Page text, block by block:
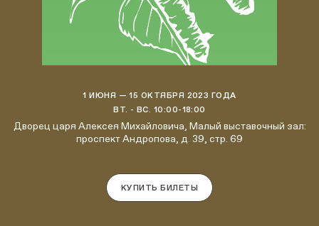
1 ИЮНЯ — 15 ОКТЯБРЯ 2023 ГОДА
ВТ. - ВС. 10:00-18:00
Дворец царя Алексея Михайловича, Малый выставочный зал:
проспект Андропова, д. 39, стр. 69
КУПИТЬ БИЛЕТЫ